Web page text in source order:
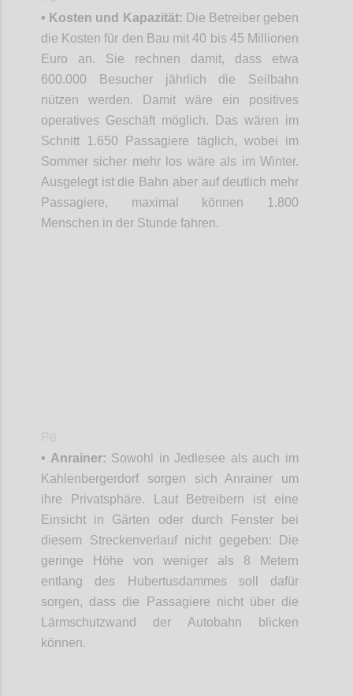
• Kosten und Kapazität: Die Betreiber geben
die Kosten für den Bau mit 40 bis 45 Millionen
Euro an. Sie rechnen damit, dass etwa
600.000 Besucher jährlich die Seilbahn
nützen werden. Damit wäre ein positives
operatives Geschäft möglich. Das wären im
Schnitt 1.650 Passagiere täglich, wobei im
Sommer sicher mehr los wäre als im Winter.
Ausgelegt ist die Bahn aber auf deutlich mehr
Passagiere, maximal können 1.800
Menschen in der Stunde fahren.
• Anrainer: Sowohl in Jedlesee als auch im
Kahlenbergerdorf sorgen sich Anrainer um
ihre Privatsphäre. Laut Betreibern ist eine
Einsicht in Gärten oder durch Fenster bei
diesem Streckenverlauf nicht gegeben: Die
geringe Höhe von weniger als 8 Metern
entlang des Hubertusdammes soll dafür
sorgen, dass die Passagiere nicht über die
Lärmschutzwand der Autobahn blicken
können.